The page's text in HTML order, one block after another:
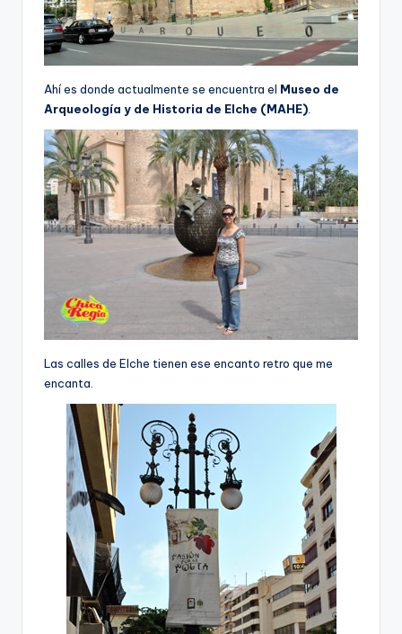
Ahí es donde actualmente se encuentra el Museo de
Arqueología y de Historia de Elche (MAHE)
Las calles de Elche tienen ese encanto retro que me
encanta.